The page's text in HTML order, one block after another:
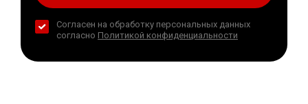
Согласен на обработку персональных данных
согласно Политикой конфиденциальности